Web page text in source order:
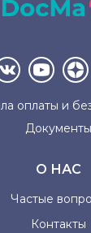
оплаты и
Документы
О НАС
Частые
Контакты